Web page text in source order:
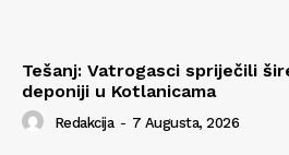
Tešanj: Vatrogasci spriječili
deponiji u Kotlanicama
Redakcija - 7 Augusta, 2026